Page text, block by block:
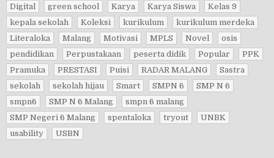
Digital
green school Karya Karya Siswa
Kelas 9
kepala sekolah
Koleksi kurikulum
kurikulum merdeka
Literaloka
Malang Motivasi MPLS Novel
osis
pendidikan
Perpustakaan peserta didik Popular
PPK
Pramuka
PRESTASI Puisi RADAR MALANG
Sastra
sekolah
sekolah hijau Smart SMPN 6
SMP N 6
smpn6
SMP N 6 Malang
smpn 6 malang
SMP Negeri 6 Malang
spentaloka tryout
UNBK
usability
USBN